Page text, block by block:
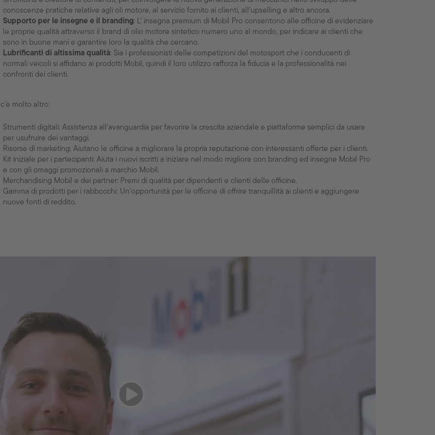
conoscenze pratiche relative agli oli motore, al servizio fornito ai clienti, all’upselling e altro ancora.
Supporto per le insegne e il branding: L' insegna premium di Mobil Pro consentono alle officine di evidenziare
le proprie qualità attraverso il brand di olio motore sintetico numero uno al mondo, per indicare ai clienti che
sono in buone mani e garantire loro la qualità che cercano.
Lubrificanti di altissima qualità: Sia i professionisti delle competizioni del motosport che i conducenti di
normali veicoli si affidano ai prodotti Mobil, quindi il loro utilizzo rafforza la fiducia e la professionalità nei
confronti dei clienti.
molto altro:
Strumenti digitali: Assistenza all’avanguardia per favorire la crescita aziendale e piattaforme semplici da usare
per usufruire dei vantaggi.
Risorse di marketing: Aiutano le officine a migliorare la propria reputazione con interessanti offerte per i clienti.
Kit iniziale per i partecipanti: Aiuta i nuovi iscritti a iniziare nel modo migliore con branding ed insegne Mobil Pro
e con gli omaggi promozionali a marchio Mobil.
Merchandising Mobil e dei partner: Premi di qualità per dipendenti e clienti delle officine.
Gamma di prodotti per i rabbocchi: Un'opportunità per le officine di offrire tranquillità ai clienti e aggiungere
nuove fonti di reddito.